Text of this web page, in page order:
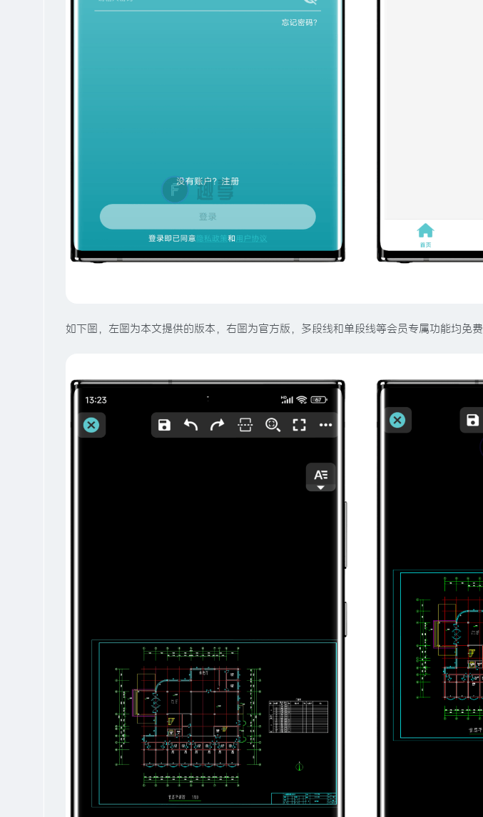
如下图，左图为本文提供的版本，右图为官方版，多段线和单段线等会员专属功能均免费